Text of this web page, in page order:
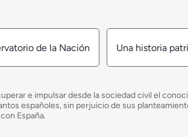
de la Nación Una historia
e impulsar desde la sociedad civil el
españoles, sin perjuicio de sus
España.